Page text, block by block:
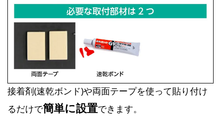
接着剤(速乾ボンド)や両面テープを使って貼り付け
るだけで簡単に設置できます。